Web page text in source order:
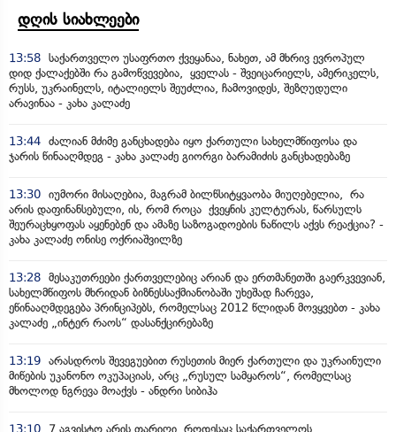
დღის სიახლეები
13:58 საქართველო უსაფრთო ქვეყანაა, ნახეთ, ამ მხრივ ევროპულ
დიდ ქალაქებში რა გამოწვევებია, ყველას - შვეიცარიელს, ამერიკელს,
რუსს, უკრაინელს, იტალიელს შეუძლია, ჩამოვიდეს, შეზღუდული
არავინაა - კახა კალაძე
13:44 ძალიან მძიმე განცხადება იყო ქართული სახელმწიფოსა და
ჯარის წინააღმდეგ - კახა კალაძე გიორგი ბარამიძის განცხადებაზე
13:30 იუმორი მისაღებია, მაგრამ ბილწსიტყვაობა მიუღებელია, რა
არის დაფინანსებული, ის, რომ როცა ქვეყნის კულტურას, წარსულს
შეურაცხყოფას აყენებენ და ამაზე საზოგადოების ნაწილს აქვს რეაქცია? -
კახა კალაძე ონისე ოქრიაშვილზე
13:28 მესაკუთრეები ქართველებიც არიან და ერთმანეთში გაერკვევიან,
სახელმწიფოს მხრიდან ბიზნესსაქმიანობაში უხეშად ჩარევა,
ეწინააღმდეგება პრინციპებს, რომელსაც 2012 წლიდან მოვყვებთ - კახა
კალაძე „ინტერ რაოს“ დასანქცირებაზე
13:19 არასდროს შევეგუებით რუსეთის მიერ ქართული და უკრაინული
მიწების უკანონო ოკუპაციას, არც „რუსულ სამყაროს“, რომელსაც
მხოლოდ ნგრევა მოაქვს - ანდრი სიბიჰა
13:10 7 აგვისტო არის თარიღი, როდესაც საქართველოს